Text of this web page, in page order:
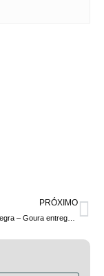
PRÓXIMO
Consciência Negra – Goura entrega menções honrosas e afirma que “reconhecer que o racismo existe é o primeiro passo, mas ainda é pouco”